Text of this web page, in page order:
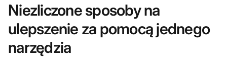
Niezliczone sposoby na
ulepszenie za pomocą jednego
narzędzia